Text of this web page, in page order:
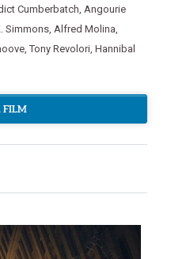
Cumberbatch, Angourie
Simmons, Alfred Molina,
,Tony Revolori, Hannibal
FILM